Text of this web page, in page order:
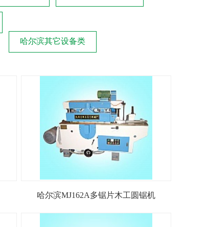
哈尔滨其它设备类
哈尔滨MJ162A多锯片木工圆锯机